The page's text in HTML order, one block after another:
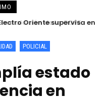
Oriente supervisa en
POLICIAL
estado
en